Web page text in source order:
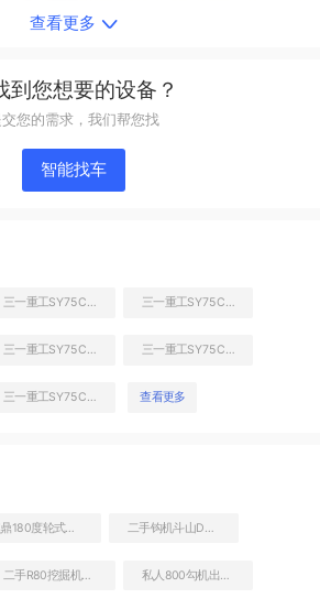
工作和回转装置
铲斗45度
查看更多
到您想要的设备？
您的需求，我们帮您找
智能找车
查看更多
宝鼎180度轮式挖掘机价格多少
私人800勾机出售价格